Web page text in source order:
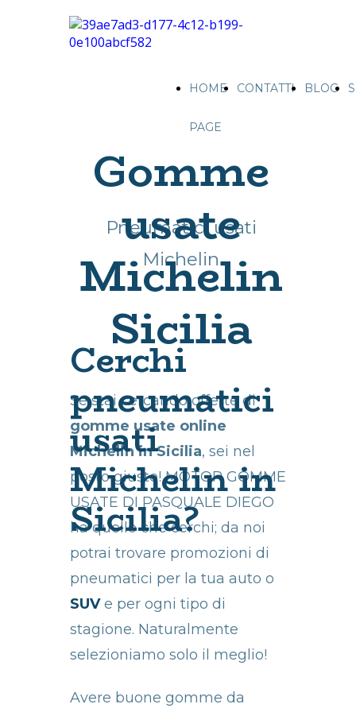
HOME
PAGE
CONTATTI BLOG
Gomme
usate
Michelin
Sicilia
Pneumatici usati
Michelin
Cerchi
pneumatici
usati
Michelin in
Sicilia?
Se stai cercando offerte di
gomme usate online
Michelin in Sicilia, sei nel
posto giusto! MOTOR GOMME
USATE DI PASQUALE DIEGO
ha quello che cerchi; da noi
potrai trovare promozioni di
pneumatici per la tua auto o
SUV e per ogni tipo di
stagione. Naturalmente
selezioniamo solo il meglio!
Avere buone gomme da